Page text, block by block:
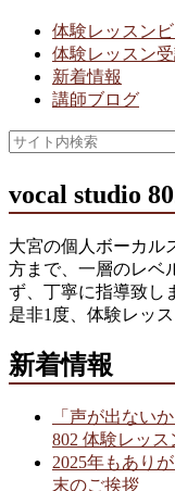
体験レッスン
体験レッスン
新着情報
講師ブログ
vocal studio
大宮の個人ボーカル
方まで、一層のレベ
ず、丁寧に指導致し
是非1度、体験レッ
新着情報
「声が出ない
802 体験レッ
2025年もあり
末のご挨拶